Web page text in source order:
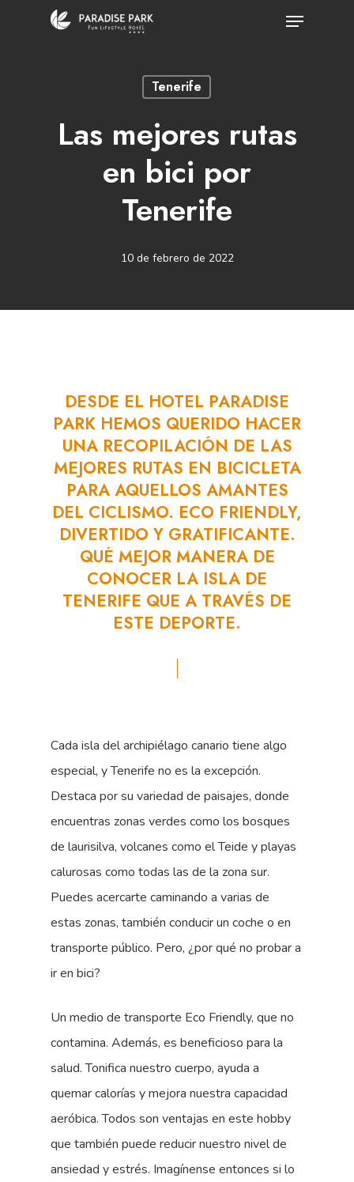
Menu
Tenerife
Las mejores rutas
en bici por
Tenerife
10 de febrero de 2022
DESDE EL HOTEL PARADISE
PARK HEMOS QUERIDO HACER
UNA RECOPILACIÓN DE LAS
MEJORES RUTAS EN BICICLETA
PARA AQUELLOS AMANTES
DEL CICLISMO. ECO FRIENDLY,
DIVERTIDO Y GRATIFICANTE.
QUÉ MEJOR MANERA DE
CONOCER LA ISLA DE
TENERIFE QUE A TRAVÉS DE
ESTE DEPORTE.
Cada isla del archipiélago canario tiene algo
especial, y Tenerife no es la excepción.
Destaca por su variedad de paisajes, donde
encuentras zonas verdes como los bosques
de laurisilva, volcanes como el Teide y playas
calurosas como todas las de la zona sur.
Puedes acercarte caminando a varias de
estas zonas, también conducir un coche o en
transporte público. Pero, ¿por qué no probar a
ir en bici?
Un medio de transporte Eco Friendly, que no
contamina. Además, es beneficioso para la
salud. Tonifica nuestro cuerpo, ayuda a
quemar calorías y mejora nuestra capacidad
aeróbica. Todos son ventajas en este hobby
que también puede reducir nuestro nivel de
ansiedad y estrés. Imagínense entonces si lo